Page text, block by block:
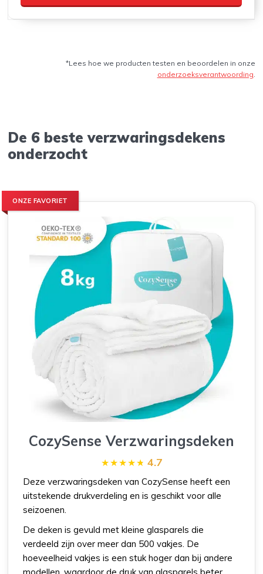
*Lees hoe we producten testen en beoordelen in onze
onderzoeksverantwoording
De 6 beste verzwaringsdekens
onderzocht
ONZE FAVORIET
CozySense Verzwaringsdeken
4.7
Deze verzwaringsdeken van CozySense heeft een
uitstekende drukverdeling en is geschikt voor alle
seizoenen.
De deken is gevuld met kleine glasparels die
verdeeld zijn over meer dan 500 vakjes. De
hoeveelheid vakjes is een stuk hoger dan bij andere
modellen, waardoor de druk van glasparels beter